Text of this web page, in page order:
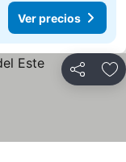
Ver precios
Compartir